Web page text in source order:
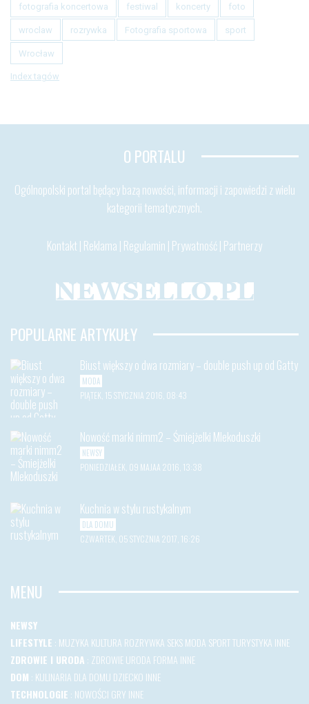
fotografia koncertowa festiwal koncerty foto
wroclaw rozrywka Fotografia sportowa sport
Wrocław
Index tagów
O PORTALU
Ogólnopolski portal będący bazą nowości, informacji i zapowiedzi z wielu
kategorii tematycznych.
Kontakt | Reklama | Regulamin | Prywatność| Partnerzy
POPULARNE ARTYKUŁY
Biust większy o dwa rozmiary – double push up od Gatty
MODA
PIĄTEK, 15 STYCZNIA 2016, 08:43
Nowość marki nimm2 – Śmiejżelki Mlekoduszki
NEWSY
PONIEDZIAŁEK, 09 MAJAA 2016, 13:38
Kuchnia w stylu rustykalnym
DLA DOMU
CZWARTEK, 05 STYCZNIA 2017, 16:26
MENU
NEWSY
LIFESTYLE : MUZYKA KULTURA ROZRYWKA SEKSMODA SPORTTURYSTYKA INNE
ZDROWIE I URODA : ZDROWIEURODA FORMA INNE
DOM : KULINARIA DLA DOMU DZIECKO INNE
TECHNOLOGIE : NOWOŚCI GRY INNE